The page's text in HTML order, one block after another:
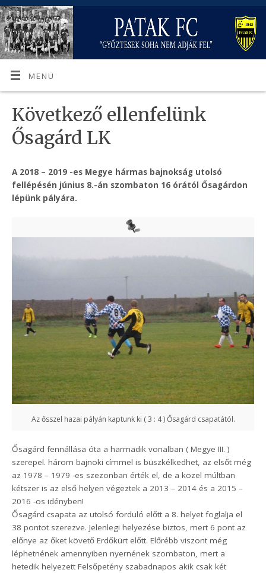
MENÜ
Következő ellenfelünk
Ősagárd LK
A 2018 – 2019 -es Megye hármas bajnokság utolsó
fellépésén június 8.-án szombaton 16 órától Ősagárdon
lépünk pályára.
Az ősszel hazai pályán kaptunk ki ( 3 : 4 ) Ősagárd csapatától.
Ősagárd fennállása óta a harmadik vonalban ( Megye III. )
szerepel. három bajnoki címmel is büszkélkedhet, az elsőt még
az 1978 – 1979 -es szezonban érték el, de a közel múltban
kétszer is az első helyen végeztek a 2013 – 2014 és a 2015 –
2016 -os idényben!
Ősagárd csapata az utolsó forduló előtt a 8. helyet foglalja el
38 pontot szerezve. Jelenlegi helyezése biztos, mert 6 pont az
előnye az őket követő Erdőkürt előtt. Előrébb viszont még
léphetnének amennyiben nyernének szombaton, mert a
hetedik helyezett Felsőpetény szabadnapos akik csak két